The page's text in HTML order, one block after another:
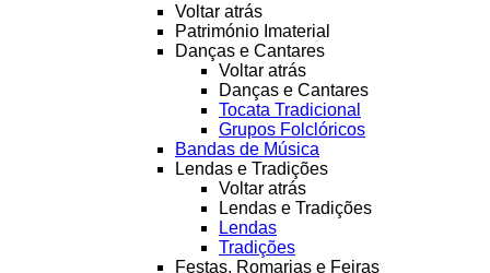
Voltar atrás
Património Imaterial
Danças e Cantares
Voltar atrás
Danças e Cantares
Tocata Tradicional
Grupos Folclóricos
Bandas de Música
Lendas e Tradições
Voltar atrás
Lendas e Tradições
Lendas
Tradições
Festas, Romarias e Feiras